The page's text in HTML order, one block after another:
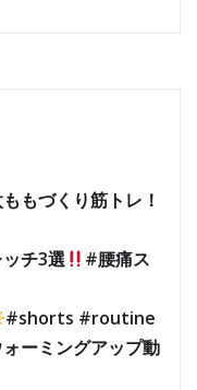
もづくり筋トレ！
ッチ3選
#腰痛ス
#shorts #routine
ーミングアップ動